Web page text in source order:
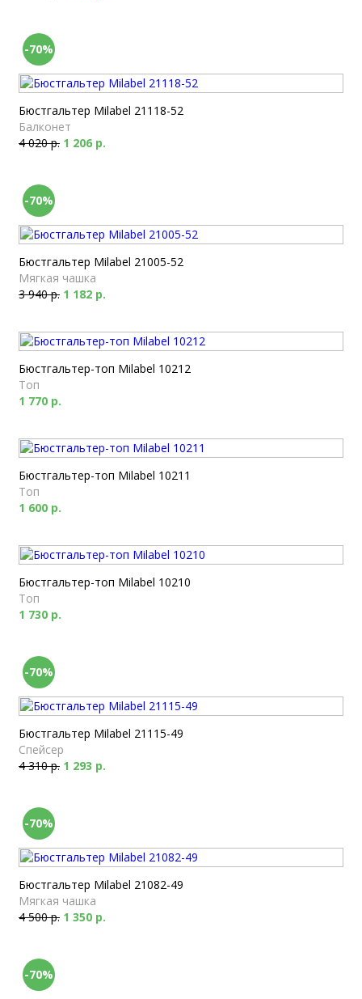
-70%
Бюстгальтер Milabel 21118-52
Балконет
4 020 р. 1 206 р.
-70%
Бюстгальтер Milabel 21005-52
Мягкая чашка
3 940 р. 1 182 р.
Бюстгальтер-топ Milabel 10212
Топ
1 770 р.
Бюстгальтер-топ Milabel 10211
Топ
1 600 р.
Бюстгальтер-топ Milabel 10210
Топ
1 730 р.
-70%
Бюстгальтер Milabel 21115-49
Спейсер
4 310 р. 1 293 р.
-70%
Бюстгальтер Milabel 21082-49
Мягкая чашка
4 500 р. 1 350 р.
-70%